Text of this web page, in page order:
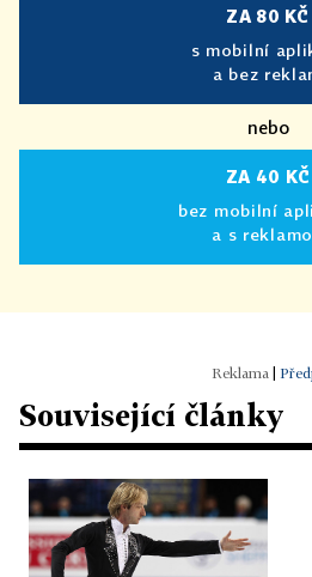
ZA 80 KČ
s mobilní
a bez
nebo
ZA 40 KČ
bez mobilní
a s
Související články